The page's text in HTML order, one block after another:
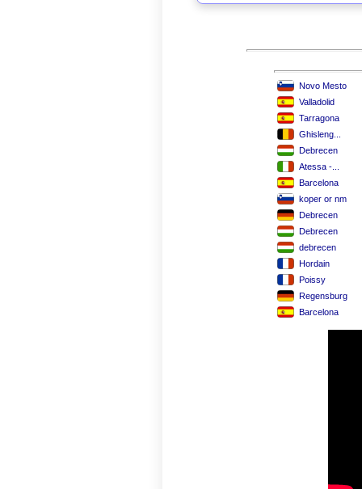
Novo Mesto
Valladolid
Tarragona
Ghisleng...
Debrecen
Atessa -...
Barcelona
koper or nm
Debrecen
Debrecen
debrecen
Hordain
Poissy
Regensburg
Barcelona